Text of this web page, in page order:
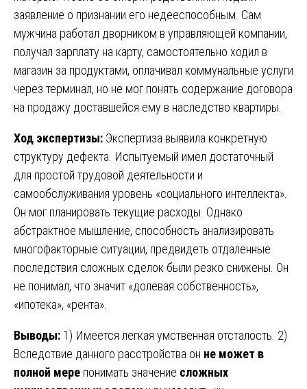
заявление о признании его недееспособным. Сам
мужчина работал дворником в управляющей компании,
получал зарплату на карту, самостоятельно ходил в
магазин за продуктами, оплачивал коммунальные услуги
через терминал, но не мог понять содержание договора
на продажу доставшейся ему в наследство квартиры.
Ход экспертизы: Экспертиза выявила конкретную
структуру дефекта. Испытуемый имел достаточный
для простой трудовой деятельности и
самообслуживания уровень «социального интеллекта».
Он мог планировать текущие расходы. Однако
абстрактное мышление, способность анализировать
многофакторные ситуации, предвидеть отдаленные
последствия сложных сделок были резко снижены. Он
не понимал, что значит «долевая собственность»,
«ипотека», «рента».
Выводы: 1) Имеется легкая умственная отсталость. 2)
Вследствие данного расстройства он не может в
полной мере понимать значение сложных